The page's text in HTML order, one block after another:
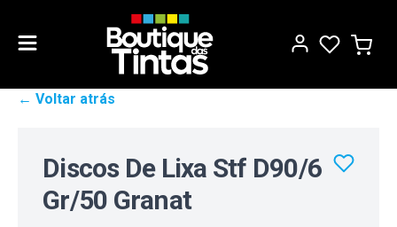
← Voltar atrás
Discos De Lixa Stf D90/6
Gr/50 Granat